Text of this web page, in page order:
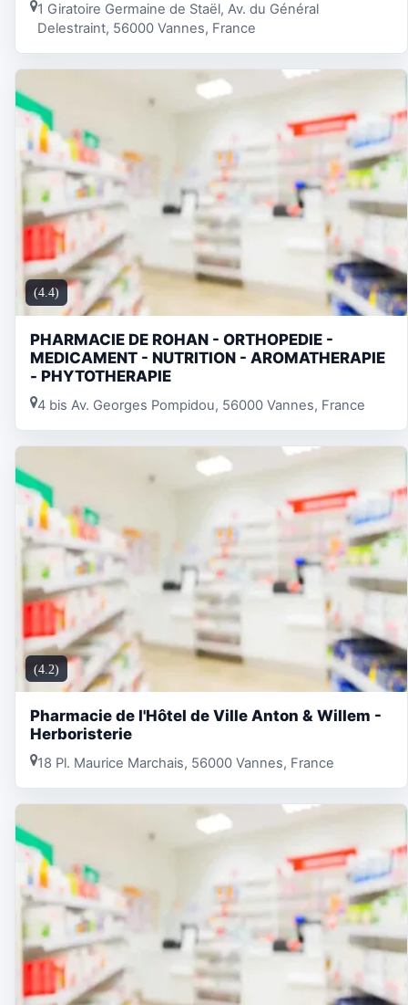
1 Giratoire Germaine de Staël, Av. du Général
Delestraint, 56000 Vannes, France
(4.4)
PHARMACIE DE ROHAN - ORTHOPEDIE -
MEDICAMENT - NUTRITION - AROMATHERAPIE
- PHYTOTHERAPIE
4 bis Av. Georges Pompidou, 56000 Vannes, France
(4.2)
Pharmacie de l'Hôtel de Ville Anton & Willem -
Herboristerie
18 Pl. Maurice Marchais, 56000 Vannes, France